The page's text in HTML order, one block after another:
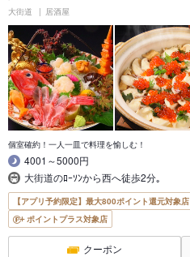
大街道 居酒屋
個室確約！一人一皿で料理を愉しむ！
4001～5000円
大街道のﾛｰｿﾝから西へ徒歩2分｡
【アプリ予約限定】最大800ポイント還元対象店
ポイントプラス対象店
クーポン